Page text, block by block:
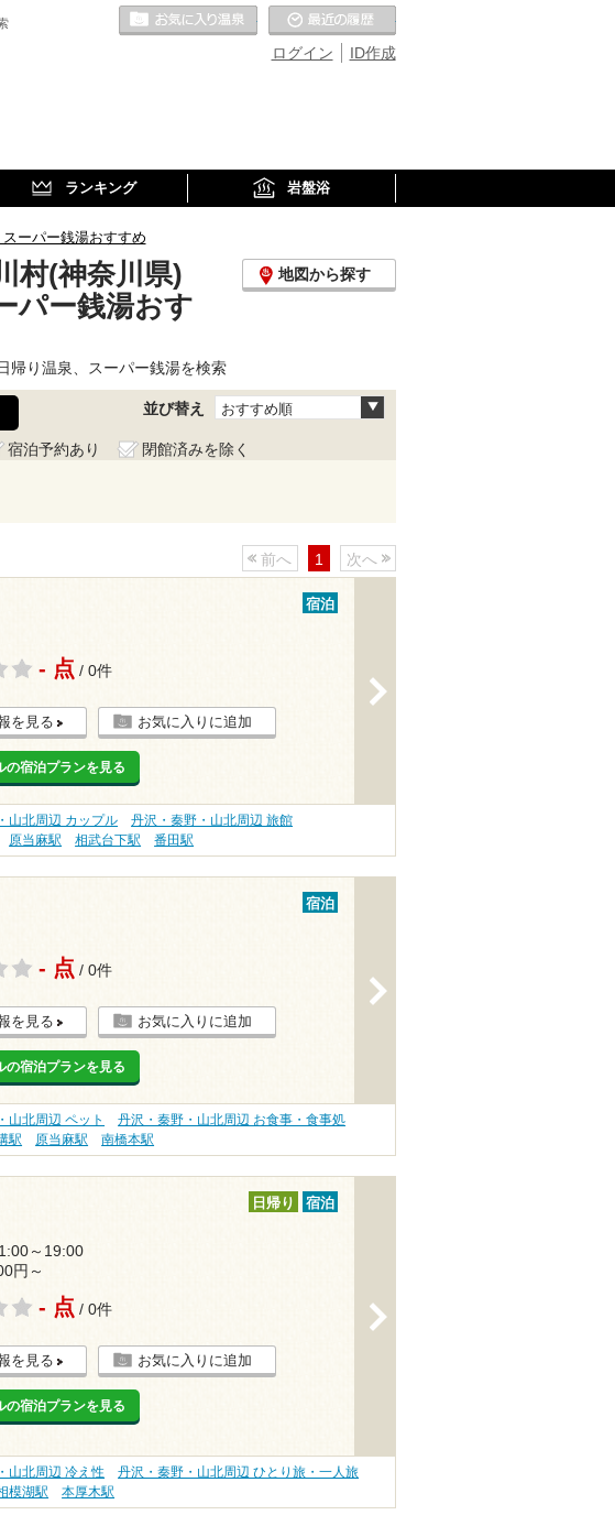
ID作成
ログイン
お気に入りの温泉
ランキング 岩盤浴
ーパー銭湯おすすめ
村(神奈川県)
パー銭湯おす
地図から探す
帰り温泉、スーパー銭湯を検索
並び替え おすすめ順
宿泊予約あり
閉館済みを除く
前へ 1 次へ
宿泊
- 点 / 0件
を見る お気に入りに追加
の宿泊プランを見る
山北周辺 カップル
丹沢・秦野・山北周辺 旅館
原当麻駅 相武台下駅 番田駅
宿泊
- 点 / 0件
を見る お気に入りに追加
の宿泊プランを見る
山北周辺 ペット
丹沢・秦野・山北周辺 お食事・食事処
駅 原当麻駅 南橋本駅
日帰り 宿泊
～19:00
円～
- 点 / 0件
を見る お気に入りに追加
の宿泊プランを見る
山北周辺 冷え性
丹沢・秦野・山北周辺 ひとり旅・一人旅
模湖駅 本厚木駅